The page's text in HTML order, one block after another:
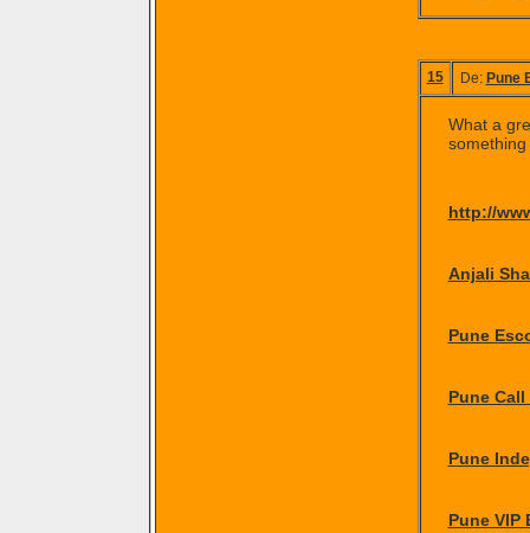
15 De: Pune
What a
http://
Anjali
Pune
Pune Call
Pune
Pune VIP